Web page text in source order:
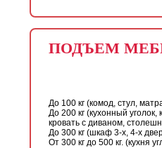
ПОДЪЕМ
До 100 кг (комод, стул,
До 200 кг (кухонный
кровать с диваном,
До 300 кг (шкаф 3-х, 4-х
От 300 кг до 500 кг. (кухня